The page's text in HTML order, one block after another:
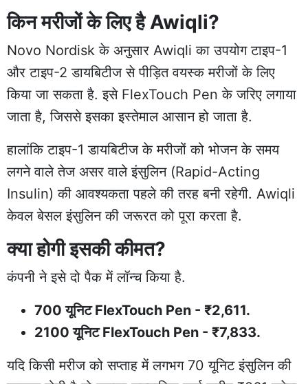
किन मरीजों के लिए है Awiqli?
Novo Nordisk के अनुसार Awiqli का उपयोग टाइप-1
और टाइप-2 डायबिटीज से पीड़ित वयस्क मरीजों के लिए
किया जा सकता है. इसे FlexTouch Pen के जरिए लगाया
जाता है, जिससे इसका इस्तेमाल आसान हो जाता है.
हालांकि टाइप-1 डायबिटीज के मरीजों को भोजन के समय
लगने वाले तेज असर वाले इंसुलिन (Rapid-Acting
Insulin) की आवश्यकता पहले की तरह बनी रहेगी. Awiqli
केवल बेसल इंसुलिन की जरूरत को पूरा करता है.
क्या होगी इसकी कीमत?
कंपनी ने इसे दो पैक में लॉन्च किया है.
700 यूनिट FlexTouch Pen - ₹2,611.
2100 यूनिट FlexTouch Pen - ₹7,833.
यदि किसी मरीज को सप्ताह में लगभग 70 यूनिट इंसुलिन की